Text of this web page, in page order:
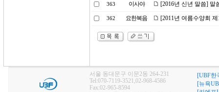
363 이사야 [2016년 신년 말씀] 말
362 요한복음 [2011년 여름수양회
서울 동대문구 이문2동 264-231
Tel:070-7119-3521,02-968-4586
Fax:02-965-8594
[UBF한
[뉴욕